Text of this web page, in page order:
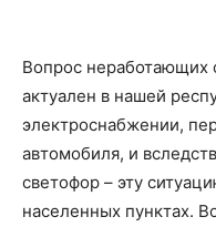
Вопрос неработающих
актуален в нашей
электроснабжении,
автомобиля, и
светофор – эту
населенных пунктах.